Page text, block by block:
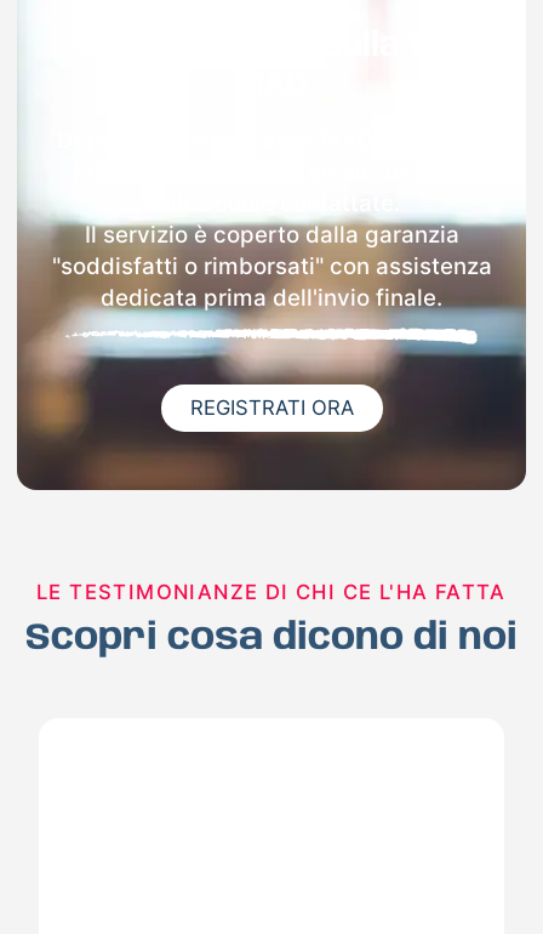
Il servizio è coperto dalla garanzia
"soddisfatti o rimborsati" con assistenza
dedicata prima dell'invio finale.
REGISTRATI ORA
LE TESTIMONIANZE DI CHI CE L'HA FATTA
Scopri cosa dicono di noi